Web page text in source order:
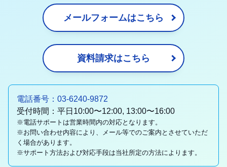
メールフォームはこちら
資料請求はこちら
電話番号：03-6240-9872
受付時間：平日10:00〜12:00, 13:00〜16:00
※電話サポートは営業時間内の対応となります。
※お問い合わせ内容により、メール等でのご案内とさせていただ
く場合があります。
※サポート方法および対応手段は当社所定の方法によります。